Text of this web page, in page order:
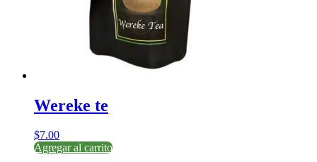
Wereke te
$7.00
Agregar al carrito